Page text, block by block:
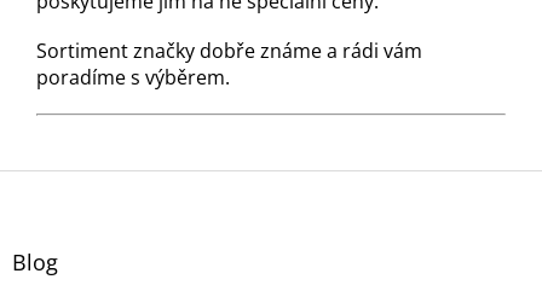
Sortiment značky dobře známe a rádi vám
poradíme s výběrem.
Z
Blog